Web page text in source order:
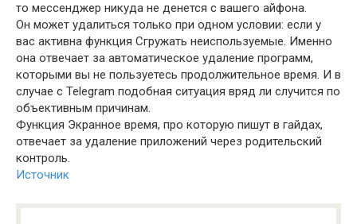
то мессенджер никуда не денется с вашего айфона.
Он может удалиться только при одном условии: если у
вас активна функция Сгружать неиспользуемые. Именно
она отвечает за автоматическое удаление программ,
которыми вы не пользуетесь продолжительное время. И в
случае с Telegram подобная ситуация вряд ли случится по
объективным причинам.
Функция Экранное время, про которую пишут в гайдах,
отвечает за удаление приложений через родительский
контроль.
Источник